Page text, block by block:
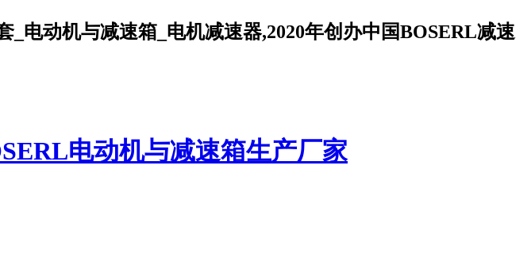
电动机与减速箱_电机减速器,2020年创办中国BOSERL减速